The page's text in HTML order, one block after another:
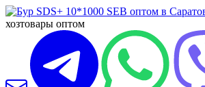
хозтовары оптом